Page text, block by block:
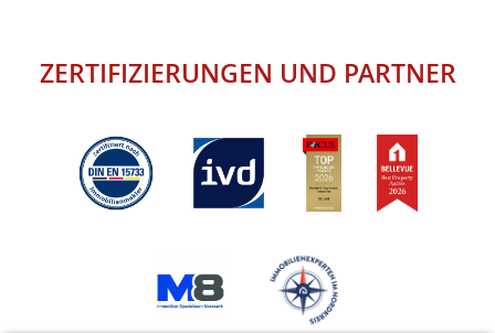
ZERTIFIZIERUNGEN UND PARTNER